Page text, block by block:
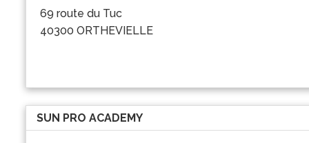
69 route du Tuc
40300 ORTHEVIELLE
SUN PRO ACADEMY